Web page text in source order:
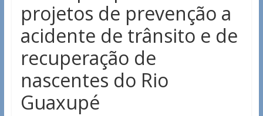
região.
projetos de prevenção a
acidente de trânsito e de
recuperação de
nascentes do Rio
Guaxupé